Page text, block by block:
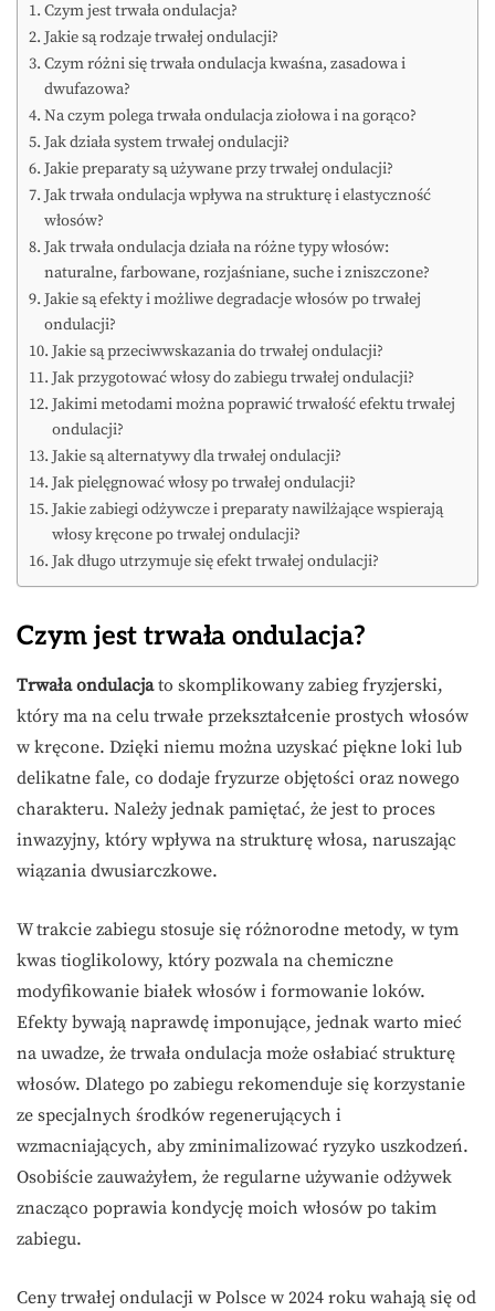
Czym jest trwała ondulacja?
Jakie są rodzaje trwałej ondulacji?
Czym różni się trwała ondulacja kwaśna, zasadowa i
dwufazowa?
Na czym polega trwała ondulacja ziołowa i na gorąco?
Jak działa system trwałej ondulacji?
Jakie preparaty są używane przy trwałej ondulacji?
Jak trwała ondulacja wpływa na strukturę i elastyczność
włosów?
Jak trwała ondulacja działa na różne typy włosów:
naturalne, farbowane, rozjaśniane, suche i zniszczone?
Jakie są efekty i możliwe degradacje włosów po trwałej
ondulacji?
Jakie są przeciwwskazania do trwałej ondulacji?
Jak przygotować włosy do zabiegu trwałej ondulacji?
Jakimi metodami można poprawić trwałość efektu trwałej
ondulacji?
Jakie są alternatywy dla trwałej ondulacji?
Jak pielęgnować włosy po trwałej ondulacji?
Jakie zabiegi odżywcze i preparaty nawilżające wspierają
włosy kręcone po trwałej ondulacji?
Jak długo utrzymuje się efekt trwałej ondulacji?
Czym jest trwała ondulacja?
Trwała ondulacjato skomplikowany zabieg fryzjerski,
który ma na celu trwałe przekształcenie prostych włosów
w kręcone. Dzięki niemu można uzyskać piękne loki lub
delikatne fale, co dodaje fryzurze objętości oraz nowego
charakteru. Należy jednak pamiętać, że jest to proces
inwazyjny, który wpływa na strukturę włosa, naruszając
wiązania dwusiarczkowe.
W trakcie zabiegu stosuje się różnorodne metody, w tym
kwas tioglikolowy, który pozwala na chemiczne
modyfikowanie białek włosów i formowanie loków.
Efekty bywają naprawdę imponujące, jednak warto mieć
na uwadze, że trwała ondulacja może osłabiać strukturę
włosów. Dlatego po zabiegu rekomenduje się korzystanie
ze specjalnych środków regenerujących i
wzmacniających, aby zminimalizować ryzyko uszkodzeń.
Osobiście zauważyłem, że regularne używanie odżywek
znacząco poprawia kondycję moich włosów po takim
zabiegu.
Ceny trwałej ondulacji w Polsce w 2024 roku wahają się od